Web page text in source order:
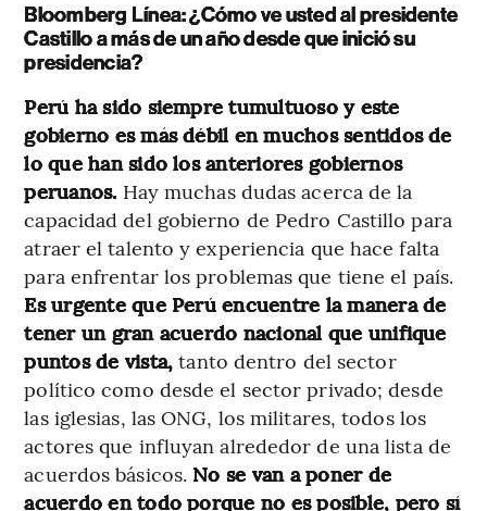
Bloomberg Línea: ¿Cómo ve usted al presidente
Castillo a más de un año desde que inició su
presidencia?
Perú ha sido siempre tumultuoso y este
gobierno es más débil en muchos sentidos de
lo que han sido los anteriores gobiernos
peruanos. Hay muchas dudas acerca de la
capacidad del gobierno de Pedro Castillo para
atraer el talento y experiencia que hace falta
para enfrentar los problemas que tiene el país.
Es urgente que Perú encuentre la manera de
tener un gran acuerdo nacional que unifique
puntos de vista, tanto dentro del sector
político como desde el sector privado; desde
las iglesias, las ONG, los militares, todos los
actores que influyan alrededor de una lista de
acuerdos básicos. No se van a poner de
acuerdo en todo porque no es posible, pero sí